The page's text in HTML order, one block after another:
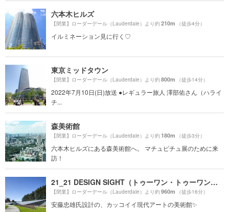
六本木ヒルズ
【閉業】ローダーデール（Lauderdale）より約210m （徒歩4分）
イルミネーション見に行く♡
東京ミッドタウン
【閉業】ローダーデール（Lauderdale）より約800m （徒歩14分）
2022年7月10日(日)放送 ●レギュラー旅人 澤部佑さん（ハライ
チ...
森美術館
【閉業】ローダーデール（Lauderdale）より約180m （徒歩3分）
六本木ヒルズにある森美術館へ。 マチュピチュ展のために来
訪！
21_21 DESIGN SIGHT（トゥーワン・トゥーワン・デザインサイト）
【閉業】ローダーデール（Lauderdale）より約960m （徒歩16分）
安藤忠雄氏設計の、カッコイイ現代アートの美術館✨